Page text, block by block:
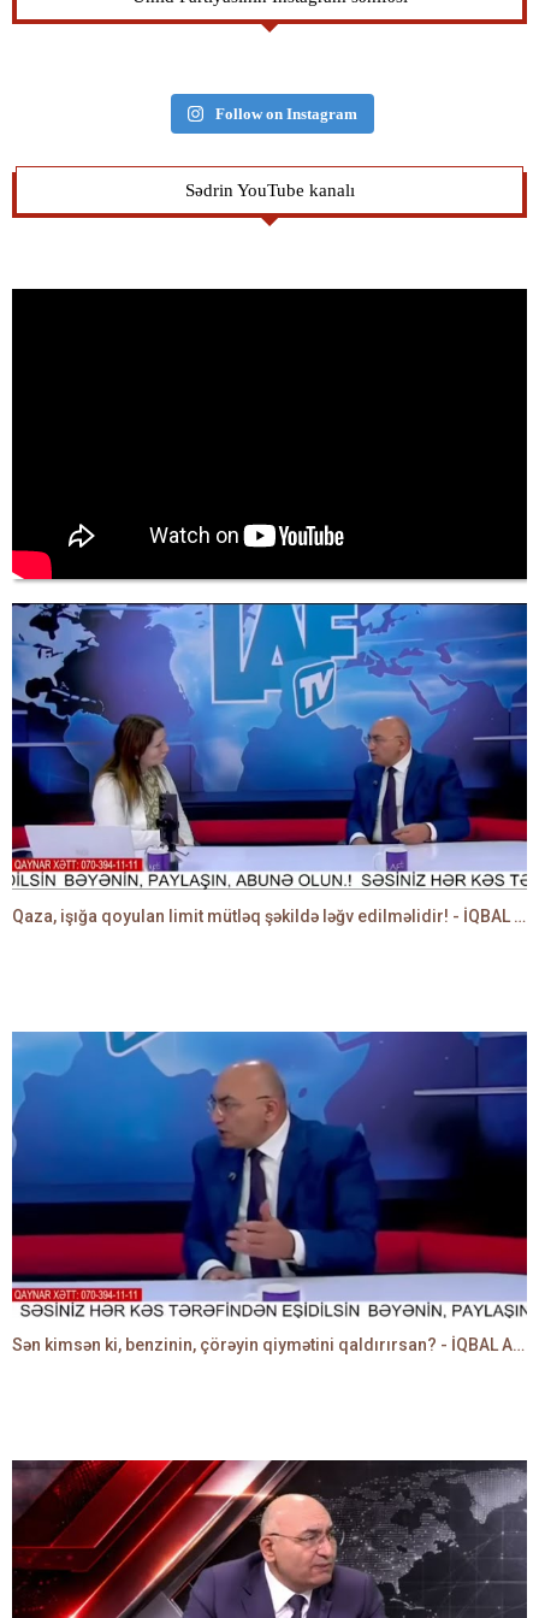
Follow on Instagram
Sədrin YouTube kanalı
Qaza, işığa qoyulan limit mütləq şəkildə ləğv edilməlidir! - İQBAL AĞAZADƏ
Sən kimsən ki, benzinin, çörəyin qiymətini qaldırırsan? - İQBAL AĞAZADƏ